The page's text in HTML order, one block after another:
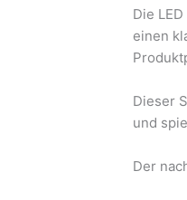
Die
einen
Dieser
und
Der